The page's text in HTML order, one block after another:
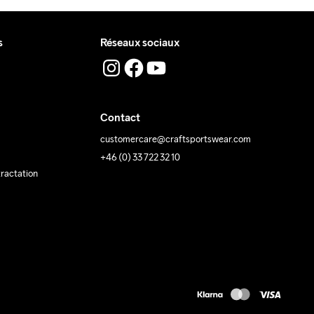
Réseaux sociaux
Contact
customercare@craftsportswear.com
+46 (0) 33 722 32 10